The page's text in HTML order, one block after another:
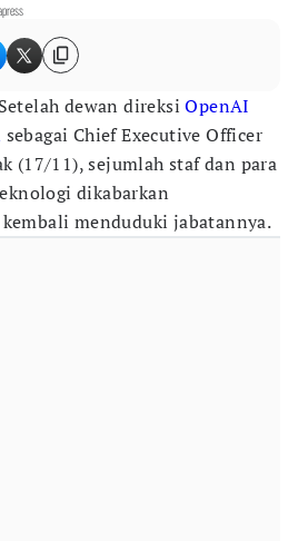
dewan direksiOpenAI
sebagai Chief Executive Officer
(17/11), sejumlah staf dan para
dikabarkan
menduduki jabatannya.